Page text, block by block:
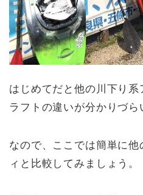
はじめてだと他の川下り系
ラフトの違いが分かりづら
なので、ここでは簡単に
ィと比較してみましょう。